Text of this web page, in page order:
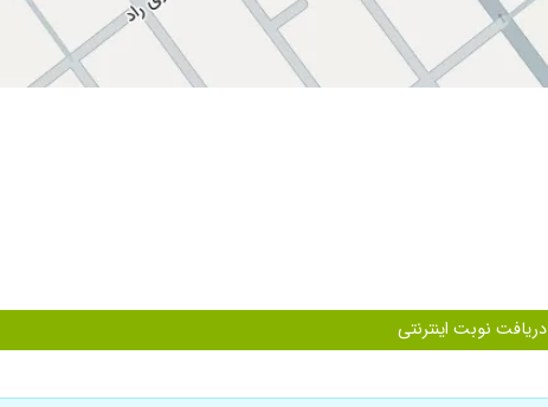
دریافت نوبت اینترنتی